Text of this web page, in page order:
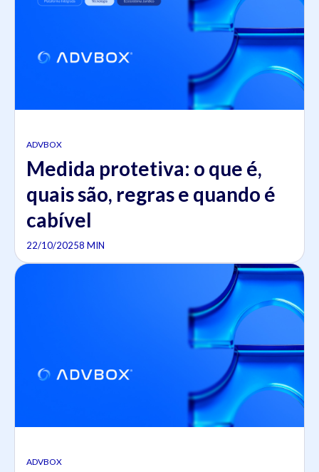
ADVBOX
Medida protetiva: o que é,
quais são, regras e quando é
cabível
22/10/20258 MIN
ADVBOX